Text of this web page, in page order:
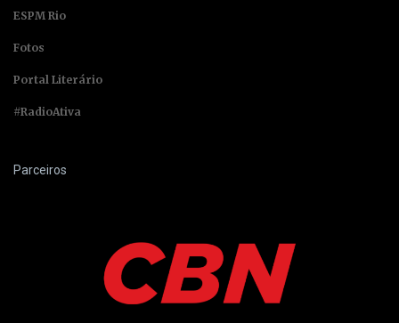
ESPM Rio
Fotos
Portal Literário
#RadioAtiva
Parceiros